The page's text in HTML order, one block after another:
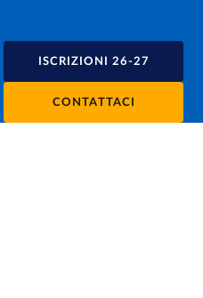
ISCRIZIONI 26-27
CONTATTACI